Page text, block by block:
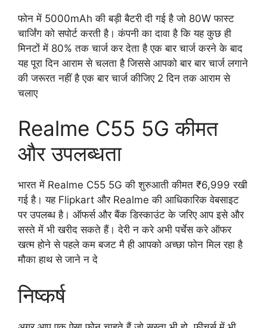
फोन में 5000mAh की बड़ी बैटरी दी गई है जो 80W फास्ट
चार्जिंग को सपोर्ट करती है। कंपनी का दावा है कि यह कुछ ही
मिनटों में 80% तक चार्ज कर देता है एक बार चार्ज करने के बाद
यह पूरा दिन आराम से चलता है जिससे आपको बार बार चार्ज लगाने
की जरूरत नहीं है एक बार चार्ज कीजिए 2 दिन तक आराम से
चलाए
Realme C55 5G कीमत
और उपलब्धता
भारत में Realme C55 5G की शुरुआती कीमत ₹6,999 रखी
गई है। यह Flipkart और Realme की आधिकारिक वेबसाइट
पर उपलब्ध है। ऑफर्स और बैंक डिस्काउंट के जरिए आप इसे और
सस्ते में भी खरीद सकते हैं। देरी न करे अभी पर्चेस करे ऑफर
खत्म होने से पहले कम बजट मै ही आपको अच्छा फोन मिल रहा है
मौका हाथ से जाने न दे
निष्कर्ष